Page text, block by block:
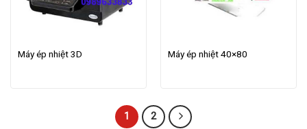
Máy ép nhiệt 3D Máy ép nhiệt 40×80
1 2